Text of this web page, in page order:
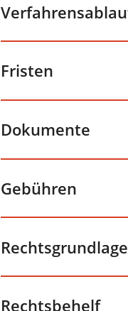
Fristen
Dokumente
Gebühren
Rechtsgrundlage
Rechtsbehelf